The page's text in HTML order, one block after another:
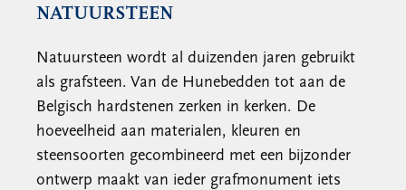
NATUURSTEEN
Natuursteen wordt al duizenden jaren gebruikt
als grafsteen. Van de Hunebedden tot aan de
Belgisch hardstenen zerken in kerken. De
hoeveelheid aan materialen, kleuren en
steensoorten gecombineerd met een bijzonder
ontwerp maakt van ieder grafmonument iets